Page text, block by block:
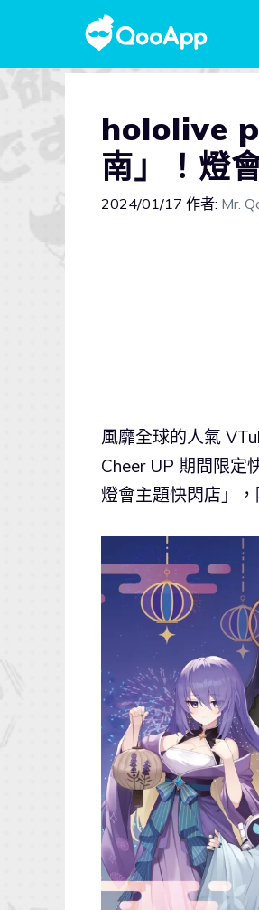
hololive
南」！燈
2024/01/17 作者: Mr.
風靡全球的人氣
Cheer UP 期間限定
燈會主題快閃店」